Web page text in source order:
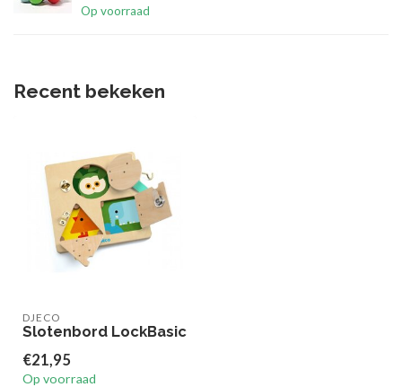
Op voorraad
Recent bekeken
DJECO
Slotenbord LockBasic
€21,95
Op voorraad